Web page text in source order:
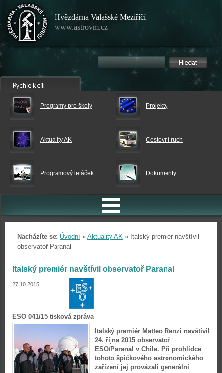
Hvězdárna Valašské Meziříčí
www.astrovm.cz
Programy pro školy Projekty
Aktuality AK Cestovní ruch
Programový letáček Dokumenty
Nacházíte se: Úvodní » Aktuality AK » Italský premiér navštívil
observatoř Paranal
Italský premiér navštívil observatoř Paranal
27.10.2015
ESO 041/15 tisková zpráva
Italský premiér Matteo Renzi navštívil
24. října 2015 observatoř
ESO/Paranal v Chile. Při prohlídce
tohoto špičkového astronomického
zařízení jej provázali generální